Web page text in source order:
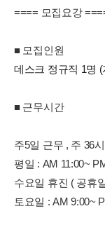
==== 모집요강
■ 모집인원
데스크 정규직 1명
■ 근무시간
주5일 근무 , 주 36
평일 : AM 11:00~
수요일 휴진 ( 공휴
토요일 : AM 9:00~